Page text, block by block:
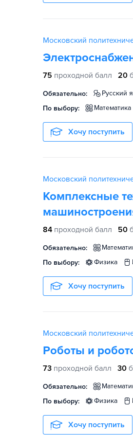
Московский
75 проходной балл 20
Обязательно: русский
По выбору:
математика
Хочу поступить
Московский
Комплексные
84 проходной балл 50
Обязательно:
По выбору:
физика
Хочу поступить
Московский
Роботы и
73 проходной балл 30
Обязательно:
По выбору:
физика
Хочу поступить